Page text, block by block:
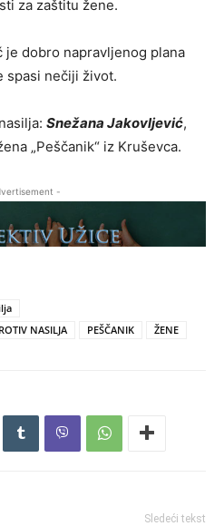
za zaštitu žene.
je dobro napravljenog plana
spasi nečiji život.
Snežana Jakovljević,
„Peščanik“ iz Kruševca.
-
NASILJA PEŠČANIK ŽENE
Sledeći tekst